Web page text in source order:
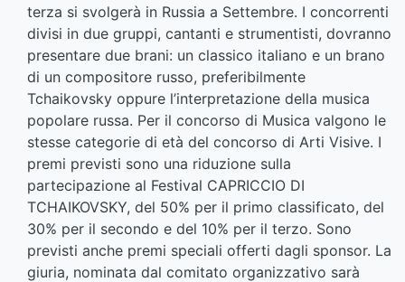
terza si svolgerà in Russia a Settembre. I concorrenti
divisi in due gruppi, cantanti e strumentisti, dovranno
presentare due brani: un classico italiano e un brano
di un compositore russo, preferibilmente
Tchaikovsky oppure l’interpretazione della musica
popolare russa. Per il concorso di Musica valgono le
stesse categorie di età del concorso di Arti Visive. I
premi previsti sono una riduzione sulla
partecipazione al Festival CAPRICCIO DI
TCHAIKOVSKY, del 50% per il primo classificato, del
30% per il secondo e del 10% per il terzo. Sono
previsti anche premi speciali offerti dagli sponsor. La
giuria, nominata dal comitato organizzativo sarà